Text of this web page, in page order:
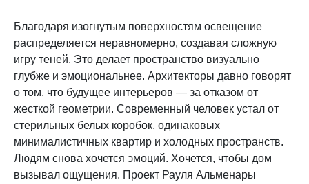
Благодаря изогнутым поверхностям освещение
распределяется неравномерно, создавая сложную
игру теней. Это делает пространство визуально
глубже и эмоциональнее. Архитекторы давно говорят
о том, что будущее интерьеров — за отказом от
жесткой геометрии. Современный человек устал от
стерильных белых коробок, одинаковых
минималистичных квартир и холодных пространств.
Людям снова хочется эмоций. Хочется, чтобы дом
вызывал ощущения. Проект Рауля Альменары